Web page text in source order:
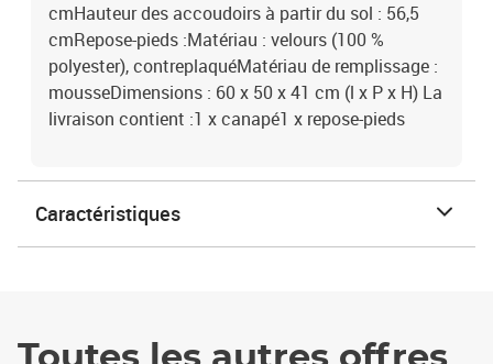
cmHauteur des accoudoirs à partir du sol : 56,5
cmRepose-pieds :Matériau : velours (100 %
polyester), contreplaquéMatériau de remplissage :
mousseDimensions : 60 x 50 x 41 cm (l x P x H) La
livraison contient :1 x canapé1 x repose-pieds
Caractéristiques